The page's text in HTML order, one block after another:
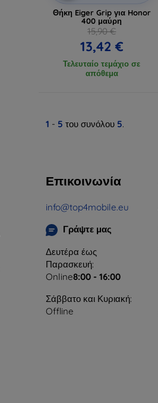
Θήκη Eiger Grip για Honor
400 μαύρη
15,90 €
13,42 €
Τελευταίο τεμάχιο σε
απόθεμα
1 - 5 του συνόλου 5.
Επικοινωνία
info@top4mobile.eu
Γράψτε μας
Δευτέρα έως
Παρασκευή:
Online8:00 - 16:00
Σάββατο και Κυριακή:
Offline